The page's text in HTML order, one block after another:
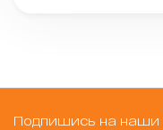
Подпишись на наши